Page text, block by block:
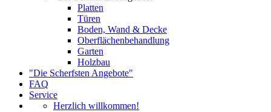
Platten
Türen
Boden, Wand & Decke
Oberflächenbehandlung
Garten
Holzbau
"Die Scherfsten Angebote"
FAQ
Service
Herzlich willkommen!